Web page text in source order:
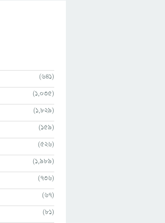
(641)
(1,035)
(1,829)
(159)
(526)
(1,989)
(736)
(67)
(81)